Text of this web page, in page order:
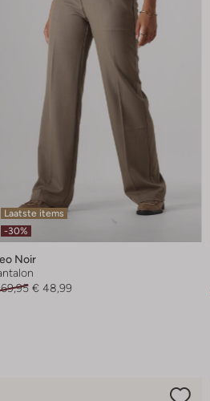
Laatste items
-30%
Noir
€ 48,99